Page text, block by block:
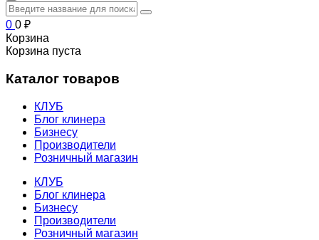
0 0 ₽
Корзина
Корзина пуста
Каталог товаров
КЛУБ
Блог клинера
Бизнесу
Производители
Розничный магазин
КЛУБ
Блог клинера
Бизнесу
Производители
Розничный магазин